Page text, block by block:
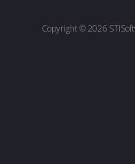
Copyright © 2026